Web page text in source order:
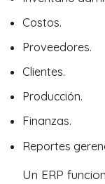
Costos.
Proveedores.
Clientes.
Producción.
Finanzas.
Reportes
Un ERP